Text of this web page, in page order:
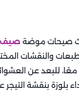
صيحات موضة صيف 2025
والنقشات
للبعد عن
بنقشة التيجر